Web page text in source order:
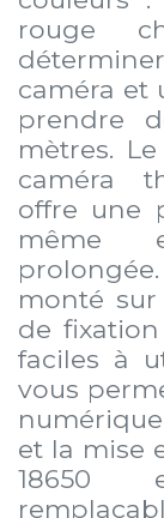
rouge
caméra et
prendre
mètres.
caméra
offre une
même
monté
de
faciles à
vous
et la mise
18650